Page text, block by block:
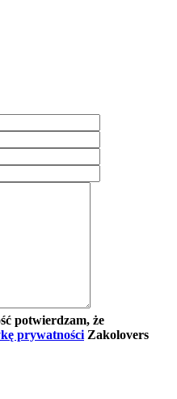
potwierdzam, że
prywatnościZakolovers